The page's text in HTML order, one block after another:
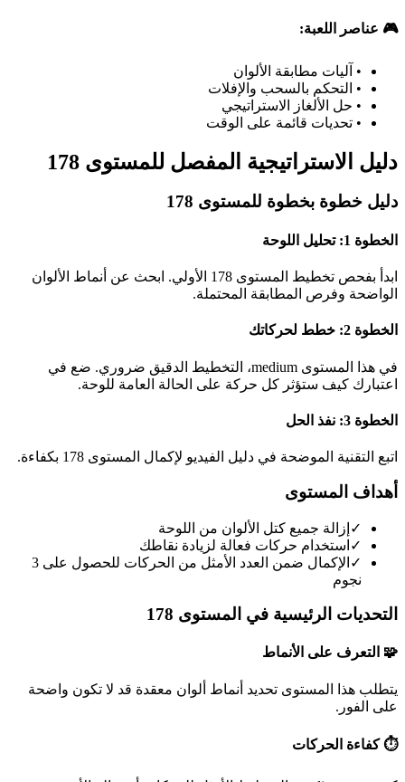
🎮 عناصر اللعبة:
• آليات مطابقة الألوان
• التحكم بالسحب والإفلات
• حل الألغاز الاستراتيجي
• تحديات قائمة على الوقت
دليل الاستراتيجية المفصل للمستوى 178
دليل خطوة بخطوة للمستوى 178
الخطوة 1: تحليل اللوحة
ابدأ بفحص تخطيط المستوى 178 الأولي. ابحث عن أنماط الألوان
الواضحة وفرص المطابقة المحتملة.
الخطوة 2: خطط لحركاتك
في هذا المستوى medium، التخطيط الدقيق ضروري. ضع في
اعتبارك كيف ستؤثر كل حركة على الحالة العامة للوحة.
الخطوة 3: نفذ الحل
اتبع التقنية الموضحة في دليل الفيديو لإكمال المستوى 178 بكفاءة.
أهداف المستوى
✓ إزالة جميع كتل الألوان من اللوحة
✓ استخدام حركات فعالة لزيادة نقاطك
✓
الإكمال ضمن العدد الأمثل من الحركات للحصول على 3
نجوم
التحديات الرئيسية في المستوى 178
🧩 التعرف على الأنماط
يتطلب هذا المستوى تحديد أنماط ألوان معقدة قد لا تكون واضحة
على الفور.
⏱️ كفاءة الحركات